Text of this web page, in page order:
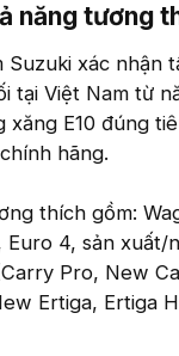
năng tương
xác nhận
tại Việt Nam từ
xăng E10 đúng
hãng.
thích gồm:
4, sản
Pro, New
Ertiga, Ertiga